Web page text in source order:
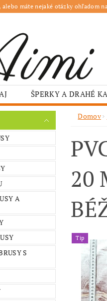
máte nejaké otázky ohľadom
ŠPERKY A DRAHÉ
🍽️ GASTRO JESENNÉ
NA DARČEKY
ŠKOLY A VEREJNÉ
A
S
Domov
20
Tip